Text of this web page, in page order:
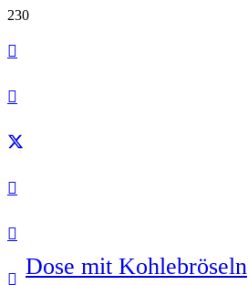
Dose mit Kohlebröseln